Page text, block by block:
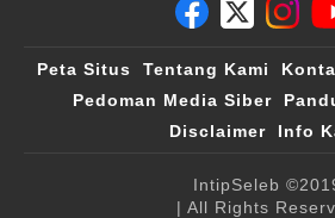
Peta Situs Tentang Kami
Pedoman Media Siber
Disclaimer
Info
IntipSeleb
| All Rights